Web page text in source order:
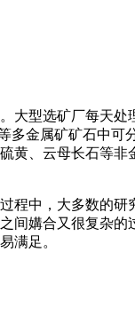
大型选矿厂每天
金属矿矿石中可
黄、云母长石等
程中，大多数的
间媾合又很复杂
满足。